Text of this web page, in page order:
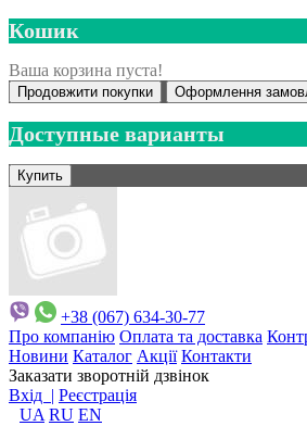
Кошик
Ваша корзина пуста!
Продовжити покупки Оформлення
Доступные варианты
+38 (067) 634-30-77
Про компанію Оплата та доставка
Новини Каталог Акції Контакти
Заказати зворотній дзвінок
Вхід | Реєстрація
UA RU EN